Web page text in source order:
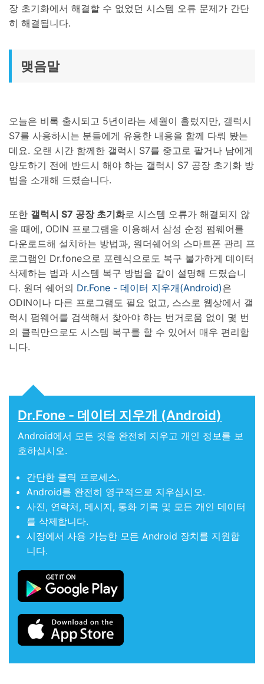
장 초기화에서 해결할 수 없었던 시스템 오류 문제가 간단
히 해결됩니다.
맺음말
오늘은 비록 출시되고 5년이라는 세월이 흘렀지만, 갤럭시
S7를 사용하시는 분들에게 유용한 내용을 함께 다뤄 봤는
데요. 오랜 시간 함께한 갤럭시 S7를 중고로 팔거나 남에게
양도하기 전에 반드시 해야 하는 갤럭시 S7 공장 초기화 방
법을 소개해 드렸습니다.
또한 갤럭시 S7 공장 초기화로 시스템 오류가 해결되지 않
을 때에, ODIN 프로그램을 이용해서 삼성 순정 펌웨어를
다운로드해 설치하는 방법과, 원더쉐어의 스마트폰 관리 프
로그램인 Dr.fone으로 포렌식으로도 복구 불가하게 데이터
삭제하는 법과 시스템 복구 방법을 같이 설명해 드렸습니
다. 원더 쉐어의 Dr.Fone - 데이터 지우개(Android)은
ODIN이나 다른 프로그램도 필요 없고, 스스로 웹상에서 갤
럭시 펌웨어를 검색해서 찾아야 하는 번거로움 없이 몇 번
의 클릭만으로도 시스템 복구를 할 수 있어서 매우 편리합
니다.
Dr.Fone - 데이터 지우개 (Android)
Android에서 모든 것을 완전히 지우고 개인 정보를 보
호하십시오.
간단한 클릭 프로세스.
Android를 완전히 영구적으로 지우십시오.
사진, 연락처, 메시지, 통화 기록 및 모든 개인 데이터
를 삭제합니다.
시장에서 사용 가능한 모든 Android 장치를 지원합
니다.